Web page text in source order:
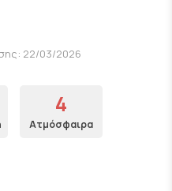
22/03/2026
4
Ατμόσφαιρα